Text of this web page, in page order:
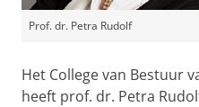
Prof. dr. Petra Rudolf
Het College van Bestuur
heeft prof. dr. Petra